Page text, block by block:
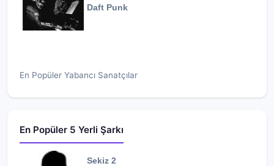
Daft Punk
En Popüler Yabancı Sanatçılar
En Popüler 5 Yerli Şarkı
Sekiz 2